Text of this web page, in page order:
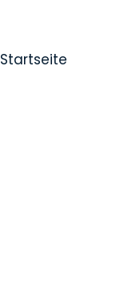
Startseite